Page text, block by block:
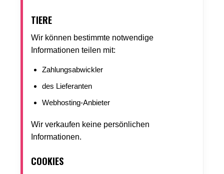
TIERE
Wir können bestimmte notwendige
Informationen teilen mit:
Zahlungsabwickler
des Lieferanten
Webhosting-Anbieter
Wir verkaufen keine persönlichen
Informationen.
COOKIES